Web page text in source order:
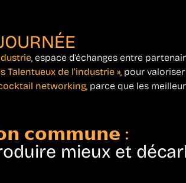
, espace d’échanges entre
Talentueux de l’industrie » , pour
networking , parce que les
𝗰𝗼𝗺𝗺𝘂𝗻𝗲 :
mieux et